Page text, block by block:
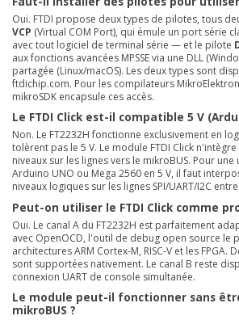
Oui. FTDI propose deux types de pilotes, tous
VCP (Virtual COM Port), qui émule un port série
avec tout logiciel de terminal série — et le pilote
aux fonctions avancées MPSSE via une DLL
partagée (Linux/macOS). Les deux types sont
ftdichip.com. Pour les compilateurs
mikroSDK encapsule ces accès.
Le FTDI Click est-il compatible 5 V
Non. Le FT2232H fonctionne exclusivement en
tolèrent pas le 5 V. Le module FTDI Click
niveaux sur les lignes vers le mikroBUS. Pour une
Arduino UNO ou Mega 2560 en 5 V, il faut
niveaux logiques sur les lignes SPI/UART/I2C
Peut-on utiliser le FTDI Click comme
Oui. Le canal A du FT2232H est parfaitement
avec OpenOCD, l'outil de debug open source le
architectures ARM Cortex-M, RISC-V et les FPGA.
sont supportées nativement. Le canal B reste
connexion UART de console simultanée.
Le module peut-il fonctionner sans
mikroBUS ?